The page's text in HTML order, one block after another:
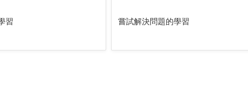
習 嘗試解決問題的學習